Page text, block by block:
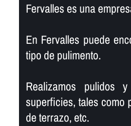
Fervalles es una
En Fervalles puede
tipo de pulimento.
Realizamos pulidos
superficies, tales como
de terrazo, etc.